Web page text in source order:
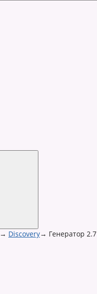
→ Discovery→ Генератор 2.7